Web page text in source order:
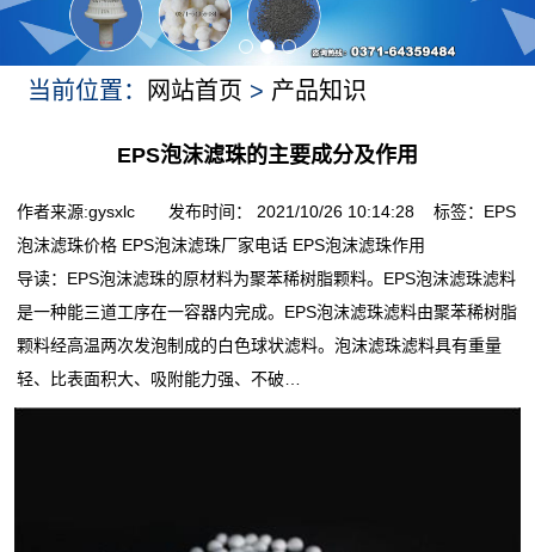
当前位置： 网站首页 > 产品知识
EPS泡沫滤珠的主要成分及作用
作者来源:gysxlc 发布时间： 2021/10/26 10:14:28 标签： EPS
泡沫滤珠价格 EPS泡沫滤珠厂家电话 EPS泡沫滤珠作用
导读： EPS泡沫滤珠的原材料为聚苯稀树脂颗料。EPS泡沫滤珠滤料
是一种能三道工序在一容器内完成。EPS泡沫滤珠滤料由聚苯稀树脂
颗料经高温两次发泡制成的白色球状滤料。泡沫滤珠滤料具有重量
轻、比表面积大、吸附能力强、不破…